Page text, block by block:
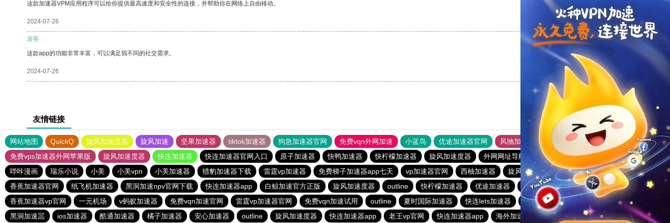
这款加速器VPM应用程序可以给你提供最高速度和安全性的连接，并帮助你在网络上自由移动。
2024-07-26 支持 [0] 反对 [0]
游客
这款app的功能非常丰富，可以满足我不同的社交需求。
2024-07-26 支持
友情链接
网站地图 QuickQ 旋风加速度器 旋风加速 坚果加速器 tiktok加速器 狗急加速器官网 免费vqn外网加速 小蓝鸟 优途加速器官网 风驰加速器
旋风加速器
免费vps加速器外网苹果版
旋风加速度器 快连加速器 快连加速器官网入口 原子加速器 快鸭加速器 快柠檬加速器 旋风加速度器 外网网址导航 软件中心 雷霆加速
狂飙加速器
哔咔漫画
瑞乐小说 小美 小美vpn 小美加速器 猎豹加速器下载 雷霆vp加速器 免费梯子加速器app七天 vp加速器官网 西柚加速器 旋风加速度器 雷霆加器速
猎豹nvp加速器
香蕉加速器官网
纸飞机加速器 黑洞加速npv官网下载 快连加速器app 白鲸加速官方正版 旋风加速度器 outline 快柠檬加速器 优途加速器 极光vqn官网
飞鸟加速器
香蕉加速器vp官网
一元机场 v蚂蚁加速器 免费vqn加速官网 雷霆vp加速器官网 免费vqn加速试用 outline 夏时国际加速器 快连lets加速器 雷霆加器速 雷霆加器速
元链加速器
黑洞加速噐
ios加速器 酷通加速器 橘子加速器 安心加速器 outline 旋风加速度器 快连加速器app 老王vp官网 快连加速器app 海外加速器试用一小时 梯子app 破解快连